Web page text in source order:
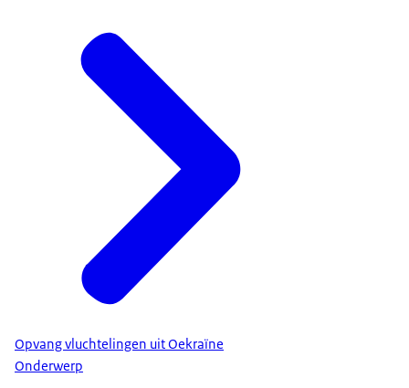
Opvang vluchtelingen uit Oekraïne
Onderwerp